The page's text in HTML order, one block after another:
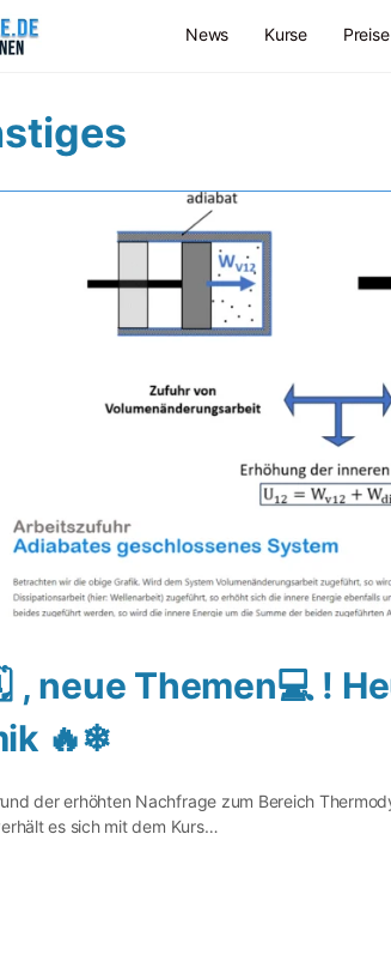
News Kurse Preise
, neue Themen💻 !
🔥❄
der erhöhten Nachfrage zum Bereich
es sich mit dem Kurs…